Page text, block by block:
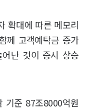
확대에 따른 메모리
께 고객예탁금 증가
난 것이 증시 상승
기준 87조8000억원